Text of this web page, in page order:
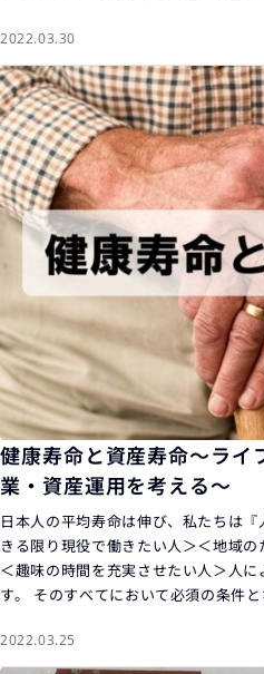
2022.03.30
健康寿命と資産寿命～ライ
業・資産運用を考える～
日本人の平均寿命は伸び、私たちは
きる限り現役で働きたい人＞＜地域
＜趣味の時間を充実させたい人＞人
す。 そのすべてにおいて必須の条件
2022.03.25